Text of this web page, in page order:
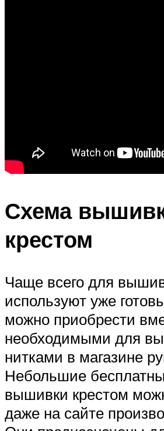
Схема
крестом
Чаще всего для
используют уже
можно приобрести
необходимыми для
нитками в магазине
Небольшие
вышивки крестом
даже на сайте